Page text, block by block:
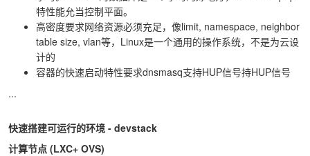
特性能允当控制平面。
高密度要求网络资源必须充足，像limit, namespace, neighbor
table size, vlan等，Linux是一个通用的操作系统，不是为云设
计的
容器的快速启动特性要求dnsmasq支持HUP信号持HUP信号
...
快速搭建可运行的环境 - devstack
计算节点 (LXC+ OVS)